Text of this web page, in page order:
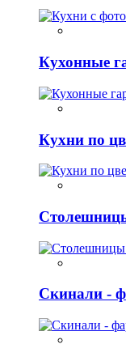
Кухонные
Кухни по
Скинали -